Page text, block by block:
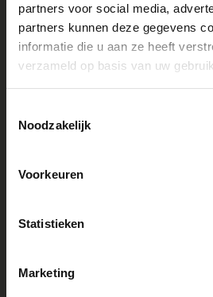
partners voor social media,
partners kunnen deze gegevens
informatie die u aan ze heeft
verzameld op basis van uw
Noodzakelijk
Voorkeuren
Statistieken
Marketing
Facebook
LinkedIn
Go to
Contact us